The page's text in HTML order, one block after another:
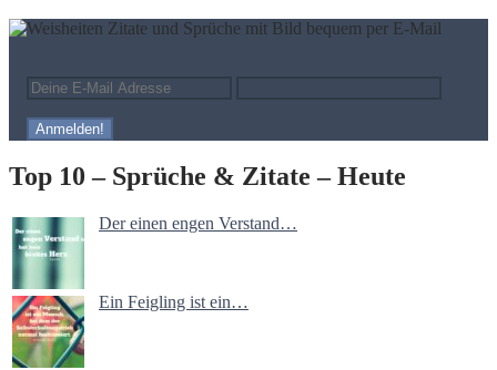
Top 10 – Sprüche & Zitate – Heute
Der einen engen Verstand…
Ein Feigling ist ein…